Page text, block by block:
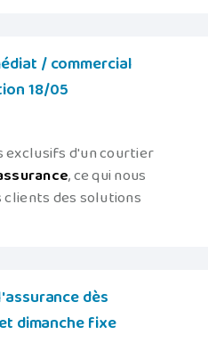
/ commercial
18/05
exclusifs d'un courtier
, ce qui nous
des solutions
dès
dimanche fixe